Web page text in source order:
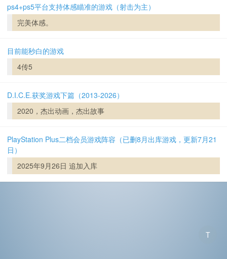
ps4+ps5平台支持体感瞄准的游戏（射击为主）
完美体感。
目前能秒白的游戏
4传5
D.I.C.E.获奖游戏下篇（2013-2026）
2020，杰出动画，杰出故事
PlayStation Plus二档会员游戏阵容（已删8月出库游戏，更新7月21
日）
2025年9月26日 追加入库
T